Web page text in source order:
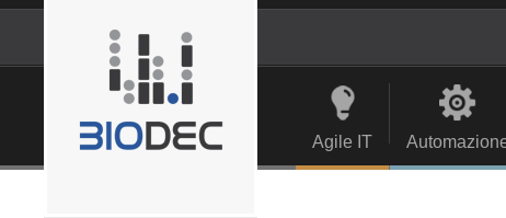
Agile IT